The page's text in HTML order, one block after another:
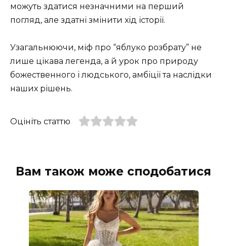
можуть здатися незначними на перший
погляд, але здатні змінити хід історії.
Узагальнюючи, міф про “яблуко розбрату” не
лише цікава легенда, а й урок про природу
божественного і людського, амбіції та наслідки
наших рішень.
Оцініть статтю
Вам також може сподобатися